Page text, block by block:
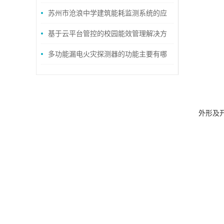
统的运行情况
苏州市沧浪中学建筑能耗监测系统的应
用 基于云平台管控的校园能效管理解决方
案探讨
多功能漏电火灾探测器的功能主要有哪
外形及